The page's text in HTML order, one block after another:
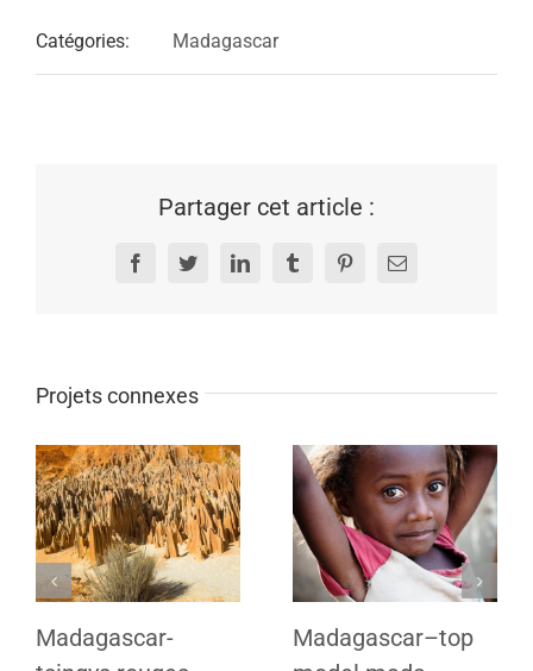
Catégories: Madagascar
Partager cet article :
FacebookTwitterLinkedInTumblrPinterestEmail
Projets connexes
Madagascar-
Madagascar–top